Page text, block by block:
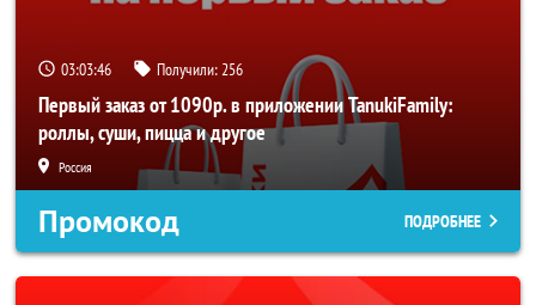
03:03:42 Получили:256
Первый заказ от 1090р. в приложении TanukiFamily:
роллы, суши, пицца и другое
Россия
Промокод ПОДРОБНЕЕ